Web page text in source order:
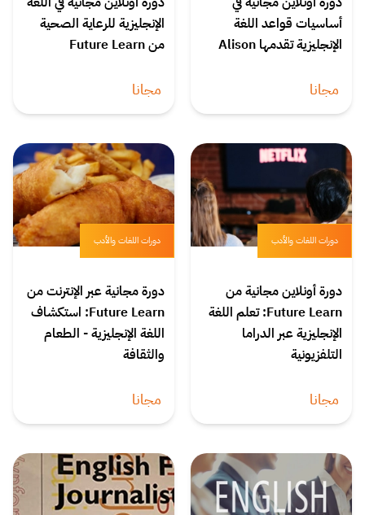
أساسيات قواعد اللغة
الإنجليزية تقدمها Alison
مجانا
الإنجليزية للرعاية الصحية
من Future Learn
مجانا
دورات اللغات والأدب
دورة أونلاين مجانية من
Future Learn: تعلم اللغة
الإنجليزية عبر الدراما
التلفزيونية
مجانا
دورات اللغات والأدب
دورة مجانية عبر الإنترنت من
Future Learn: استكشاف
اللغة الإنجليزية - الطعام
والثقافة
مجانا